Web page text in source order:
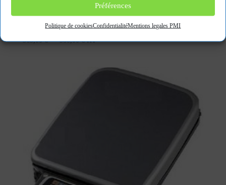
Préférences
Politique de cookiesConfidentialitéMentions legales PMI
365,00€ – 380,00€Plage
365,00 €
HT